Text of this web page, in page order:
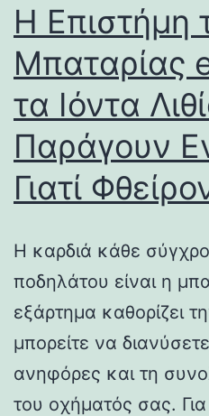
Η Επιστήμη
Μπαταρίας
τα Ιόντα
Παράγουν
Γιατί
Η καρδιά κάθε
ποδηλάτου είναι η
εξάρτημα καθορίζει
μπορείτε να
ανηφόρες και τη
του οχήματός σας.